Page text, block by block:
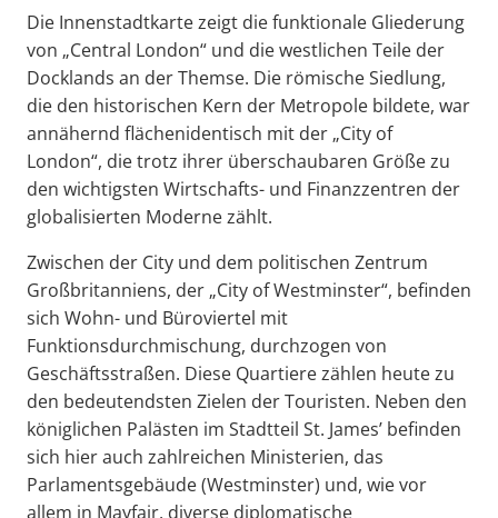
Die Innenstadtkarte zeigt die funktionale Gliederung
von „Central London“ und die westlichen Teile der
Docklands an der Themse. Die römische Siedlung,
die den historischen Kern der Metropole bildete, war
annähernd flächenidentisch mit der „City of
London“, die trotz ihrer überschaubaren Größe zu
den wichtigsten Wirtschafts- und Finanzzentren der
globalisierten Moderne zählt.
Zwischen der City und dem politischen Zentrum
Großbritanniens, der „City of Westminster“, befinden
sich Wohn- und Büroviertel mit
Funktionsdurchmischung, durchzogen von
Geschäftsstraßen. Diese Quartiere zählen heute zu
den bedeutendsten Zielen der Touristen. Neben den
königlichen Palästen im Stadtteil St. James’ befinden
sich hier auch zahlreichen Ministerien, das
Parlamentsgebäude (Westminster) und, wie vor
allem in Mayfair, diverse diplomatische